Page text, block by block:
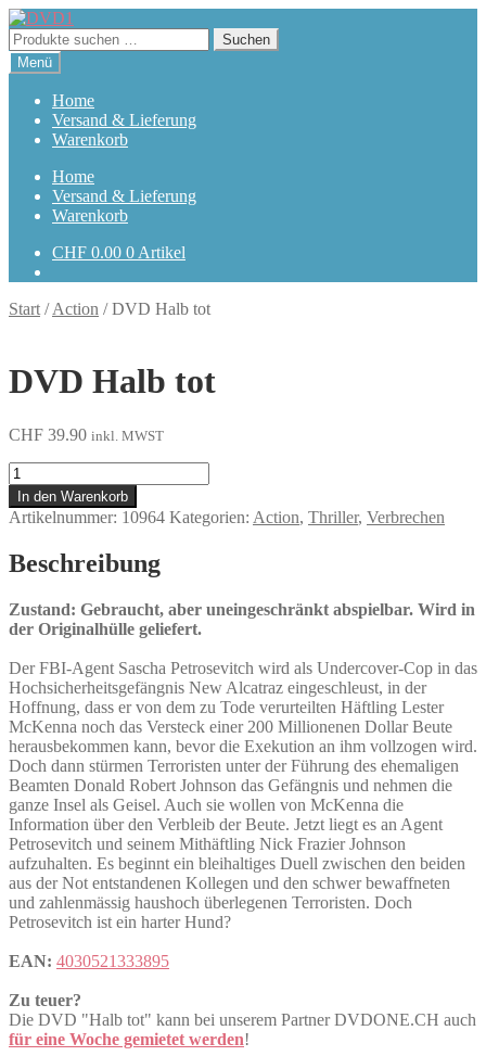
Zur
Navigation
springen
Zum
Inhalt
springen
Suchen
nach:
Suchen
Menü
Home
Versand & Lieferung
Warenkorb
Home
Versand & Lieferung
Warenkorb
CHF 0.00 0 Artikel
Start /Action /DVD Halb tot
DVD Halb tot
CHF 39.90 inkl. MWST
Halb
tot
Menge
In den Warenkorb
Artikelnummer: 10964 Kategorien: Action, Thriller, Verbrechen
Beschreibung
Zustand: Gebraucht, aber uneingeschränkt abspielbar. Wird in
der Originalhülle geliefert.
Der FBI-Agent Sascha Petrosevitch wird als Undercover-Cop in das
Hochsicherheitsgefängnis New Alcatraz eingeschleust, in der
Hoffnung, dass er von dem zu Tode verurteilten Häftling Lester
McKenna noch das Versteck einer 200 Millionenen Dollar Beute
herausbekommen kann, bevor die Exekution an ihm vollzogen wird.
Doch dann stürmen Terroristen unter der Führung des ehemaligen
Beamten Donald Robert Johnson das Gefängnis und nehmen die
ganze Insel als Geisel. Auch sie wollen von McKenna die
Information über den Verbleib der Beute. Jetzt liegt es an Agent
Petrosevitch und seinem Mithäftling Nick Frazier Johnson
aufzuhalten. Es beginnt ein bleihaltiges Duell zwischen den beiden
aus der Not entstandenen Kollegen und den schwer bewaffneten
und zahlenmässig haushoch überlegenen Terroristen. Doch
Petrosevitch ist ein harter Hund?
EAN: 4030521333895
Zu teuer?
Die DVD "Halb tot" kann bei unserem Partner DVDONE.CH auch
für eine Woche gemietet werden!